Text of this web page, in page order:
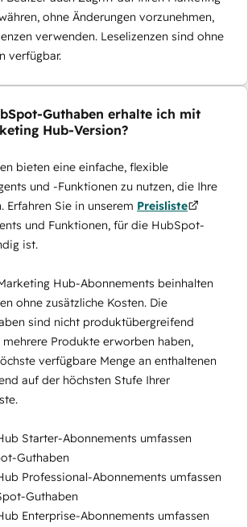
ohne Änderungen vorzunehmen,
verwenden. Leselizenzen sind ohne
verfügbar.
Guthaben erhalte ich mit
Hub-Version?
bieten eine einfache, flexible
und -Funktionen zu nutzen, die Ihre
Erfahren Sie in unserem Preisliste
und Funktionen, für die HubSpot-
ist.
Hub-Abonnements beinhalten
ohne zusätzliche Kosten. Die
sind nicht produktübergreifend
Produkte erworben haben,
verfügbare Menge an enthaltenen
auf der höchsten Stufe Ihrer
Starter-Abonnements umfassen
Guthaben
Professional-Abonnements umfassen
Guthaben
Enterprise-Abonnements umfassen